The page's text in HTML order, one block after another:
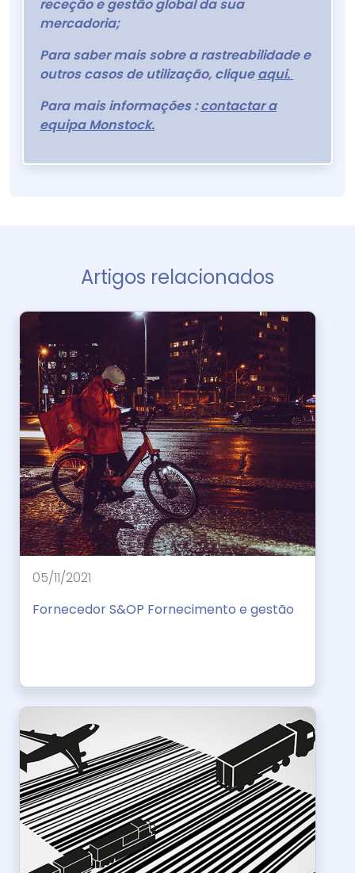
receção e gestão global da sua
mercadoria;
Para saber mais sobre a rastreabilidade e
outros casos de utilização, cliqueaqui.
Para mais informações :contactar a
equipa Monstock.
Artigos relacionados
05/11/2021
Fornecedor S&OP Fornecimento e gestão